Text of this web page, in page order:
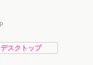
デスクトップ